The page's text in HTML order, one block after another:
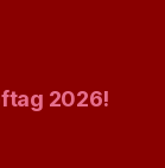
2026!